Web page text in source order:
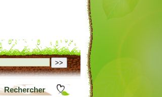
>>
Rechercher